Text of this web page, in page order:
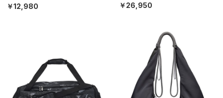
グ/UNISEX）
￥12,980 ￥26,950